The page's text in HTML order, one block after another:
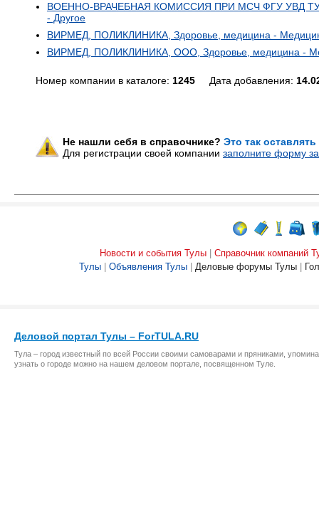
ВОЕННО-ВРАЧЕБНАЯ КОМИССИЯ ПРИ МСЧ ФГУ УВД
- Другое
ВИРМЕД, ПОЛИКЛИНИКА, Здоровье, медицина -
ВИРМЕД, ПОЛИКЛИНИКА, ООО, Здоровье, медицина -
Номер компании в каталоге: 1245 Дата добавления:
Не нашли себя в справочнике? Это так
Для регистрации своей компании заполните форму
Новости и события Тулы
Справочник компаний
Тулы
Объявления Тулы Деловые форумы Тулы
Деловой портал Тулы – ForTULA.RU
Тула – город известный по всей России своими самоварами и пряниками,
узнать о городе можно на нашем деловом портале, посвященном Туле.